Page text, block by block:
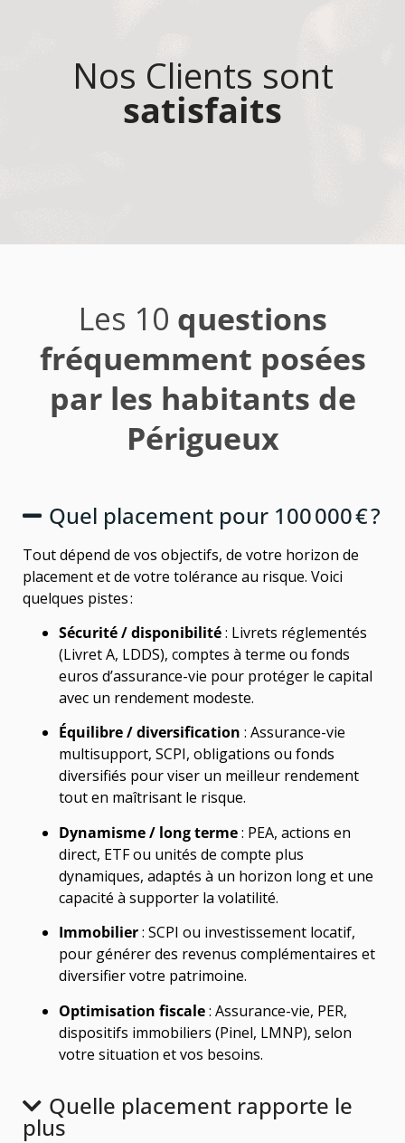
Nos Clients sont
satisfaits
Les 10 questions
fréquemment posées
par les habitants de
Périgueux
Quel placement pour 100 000 € ?
Tout dépend de vos objectifs, de votre horizon de
placement et de votre tolérance au risque. Voici
quelques pistes :
Sécurité / disponibilité: Livrets réglementés
(Livret A, LDDS), comptes à terme ou fonds
euros d’assurance-vie pour protéger le capital
avec un rendement modeste.
Équilibre / diversification : Assurance-vie
multisupport, SCPI, obligations ou fonds
diversifiés pour viser un meilleur rendement
tout en maîtrisant le risque.
Dynamisme / long terme: PEA, actions en
direct, ETF ou unités de compte plus
dynamiques, adaptés à un horizon long et une
capacité à supporter la volatilité.
Immobilier: SCPI ou investissement locatif,
pour générer des revenus complémentaires et
diversifier votre patrimoine.
Optimisation fiscale: Assurance-vie, PER,
dispositifs immobiliers (Pinel, LMNP), selon
votre situation et vos besoins.
Quelle placement rapporte le
plus